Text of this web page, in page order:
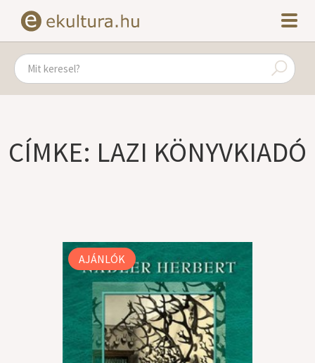
CÍMKE: LAZI KÖNYVKIADÓ
AJÁNLÓK